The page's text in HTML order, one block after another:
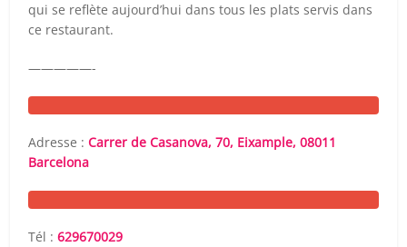
qui se reflète aujourd’hui dans tous les plats servis dans
ce restaurant.
—————-
Adresse :Carrer de Casanova, 70, Eixample, 08011
Barcelona
Tél :629670029